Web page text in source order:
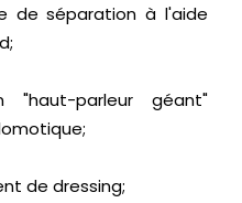
de séparation à l'aide
;
"haut-parleur géant"
;
de dressing;